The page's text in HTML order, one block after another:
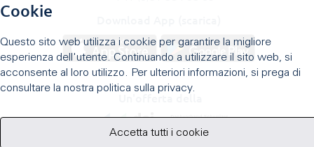
Un'offerta della
Cookie
Questo sito web utilizza i cookie per garantire la migliore
esperienza dell'utente. Continuando a utilizzare il sito web, si
acconsente al loro utilizzo. Per ulteriori informazioni, si prega di
consultare la nostra politica sulla privacy.
Accetta tutti i cookie